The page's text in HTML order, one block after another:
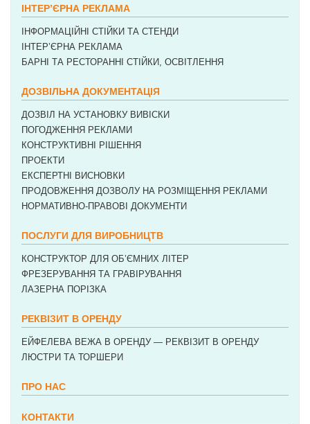
ІНТЕР’ЄРНА РЕКЛАМА
ІНФОРМАЦІЙНІ СТІЙКИ ТА СТЕНДИ
ІНТЕР’ЄРНА РЕКЛАМА
БАРНІ ТА РЕСТОРАННІ СТІЙКИ, ОСВІТЛЕННЯ
ДОЗВІЛЬНА ДОКУМЕНТАЦІЯ
ДОЗВІЛ НА УСТАНОВКУ ВИВІСКИ
ПОГОДЖЕННЯ РЕКЛАМИ
КОНСТРУКТИВНІ РІШЕННЯ
ПРОЕКТИ
ЕКСПЕРТНІ ВИСНОВКИ
ПРОДОВЖЕННЯ ДОЗВОЛУ НА РОЗМІЩЕННЯ РЕКЛАМИ
НОРМАТИВНО-ПРАВОВІ ДОКУМЕНТИ
ПОСЛУГИ ДЛЯ ВИРОБНИЦТВ
КОНСТРУКТОР ДЛЯ ОБ’ЄМНИХ ЛІТЕР
ФРЕЗЕРУВАННЯ ТА ГРАВІРУВАННЯ
ЛАЗЕРНА ПОРІЗКА
РЕКВІЗИТ В ОРЕНДУ
ЕЙФЕЛЕВА ВЕЖА В ОРЕНДУ — РЕКВІЗИТ В ОРЕНДУ
ЛЮСТРИ ТА ТОРШЕРИ
ПРО НАС
КОНТАКТИ